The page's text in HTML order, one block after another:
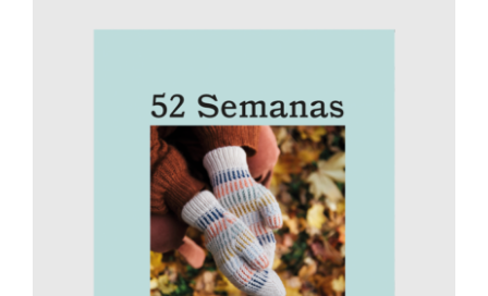
AÑADIR AL CARRITO
/